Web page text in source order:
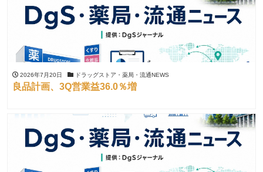
2026年7月20日 ドラッグストア・薬局・流通NEWS
良品計画、3Q営業益36.0％増